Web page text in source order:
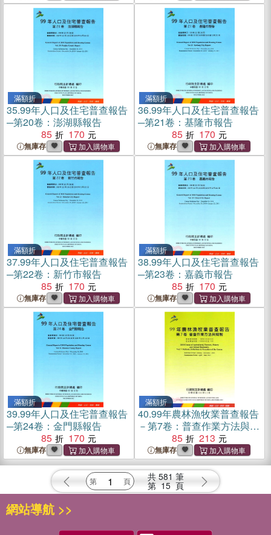
滿額折
35.99年人口及住宅普查報告
─第20卷：澎湖縣報告
85
170
無庫存
滿額折
36.99年人口及住宅普查報告
─第21卷：基隆市報告
85
170
無庫存
滿額折
37.99年人口及住宅普查報告
─第22卷：新竹市報告
85
170
無庫存
滿額折
38.99年人口及住宅普查報告
─第23卷：嘉義市報告
85
170
無庫存
滿額折
39.99年人口及住宅普查報告
─第24卷：金門縣報告
85
170
無庫存
滿額折
40.99年農林漁牧業普查報告
－第7卷：普查作業方法與規
85 213
無庫存
共 581 筆
第 15 頁
網站導航 >>